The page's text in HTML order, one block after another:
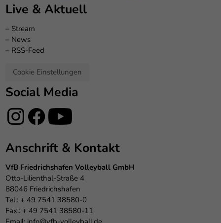
Live & Aktuell
– Stream
– News
– RSS-Feed
Cookie Einstellungen
Social Media
Anschrift & Kontakt
VfB Friedrichshafen Volleyball GmbH
Otto-Lilienthal-Straße 4
88046 Friedrichshafen
Tel.: + 49 7541 38580-0
Fax.: + 49 7541 38580-11